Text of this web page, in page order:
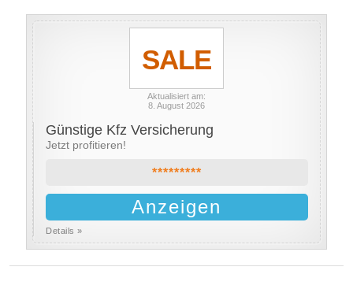
SALE
Aktualisiert am:
8. August 2026
Günstige Kfz Versicherung
Jetzt profitieren!
*********
Anzeigen
Details »